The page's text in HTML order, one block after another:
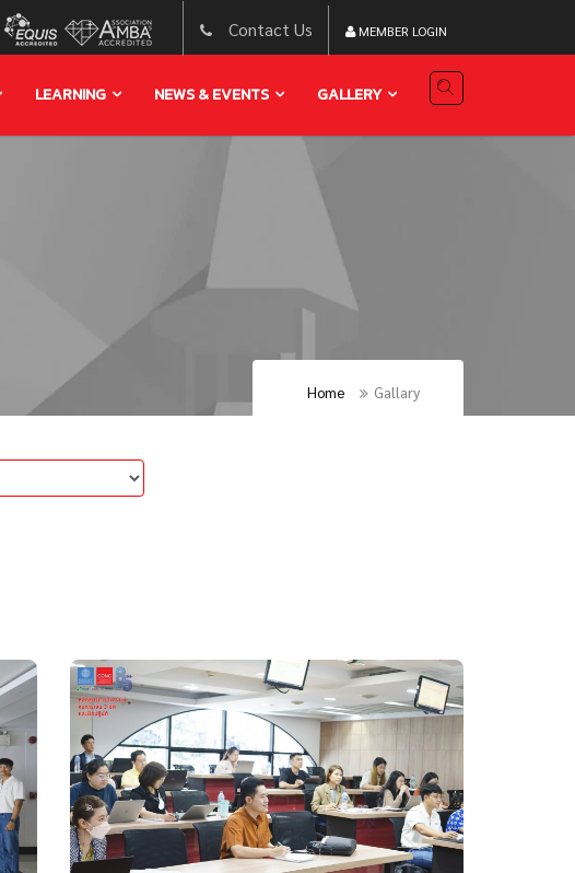
Contact Us MEMBER LOGIN
LEARNING NEWS & EVENTS GALLERY
Home Gallary